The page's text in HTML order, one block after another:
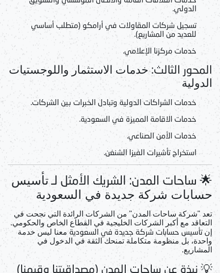
الدولي.
تسجيل شركات المقاولات في أرامكو (متطلب أساسي
للعديد من المشاريع).
خدمات مركزنا الإعلامي.
المحور الثالث:خدمات الاستثمار واللوجستيات
الدولية
خدمات الشراكات الدولية وتبادل الخبرات بين الشركات.
خدمات الاقامة المميزة في السعودية.
خدمات الأمن الصناعي.
استخراج تأشيرات الفيزا الشنغن.
🌟 ساحات المدن: الشريك الأمثل لـ تأسيس
حسابات شركة جديدة في السعودية
تعد "شركة ساحات المدن" من الشركات الرائدة التي نجحت في
التعاقد مع أكبر الشركات الخليجية في القطاع الخاص والحكومي.
إنتأسيس حسابات شركة جديدة في السعوديةمعنا ليس خدمة
واحدة، بل منظومة متكاملة تمنحك الثقة في الدخول في
المشاريع.
💡 نبذة عن ساحات المدن (مصداقيتنا وقيمنا)